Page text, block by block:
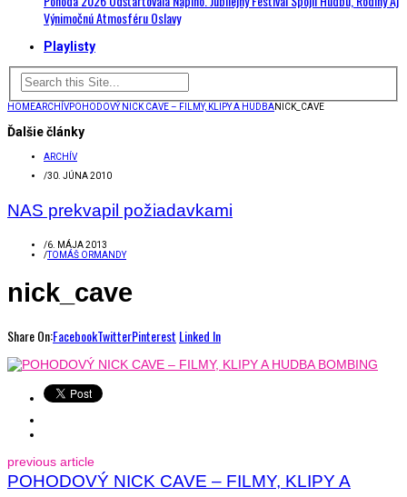
Výnimočnú Atmosféru Oslavy
Playlisty
HOMEARCHÍVPOHODOVÝ NICK CAVE – FILMY, KLIPY A HUDBANICK_CAVE
Ďalšie články
ARCHÍV
/30. JÚNA 2010
NAS prekvapil požiadavkami
/6. MÁJA 2013
/TOMÁŠ ORMANDY
nick_cave
Share On:FacebookTwitterPinterest Linked In
previous article
POHODOVÝ NICK CAVE – FILMY, KLIPY A